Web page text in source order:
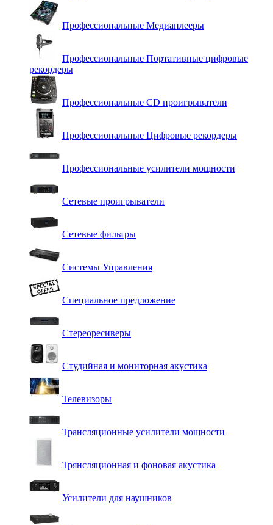
Профессиональные Медиаплееры
Профессиональные Портативные цифровые
рекордеры
Профессиональные СD проигрыватели
Профессиональные Цифровые рекордеры
Профессиональные усилители мощности
Сетевые проигрыватели
Сетевые фильтры
Системы Управления
Специальное предложение
Стереоресиверы
Студийная и мониторная акустика
Телевизоры
Трансляционные усилители мощности
Трянсляционная и фоновая акустика
Усилители для наушников